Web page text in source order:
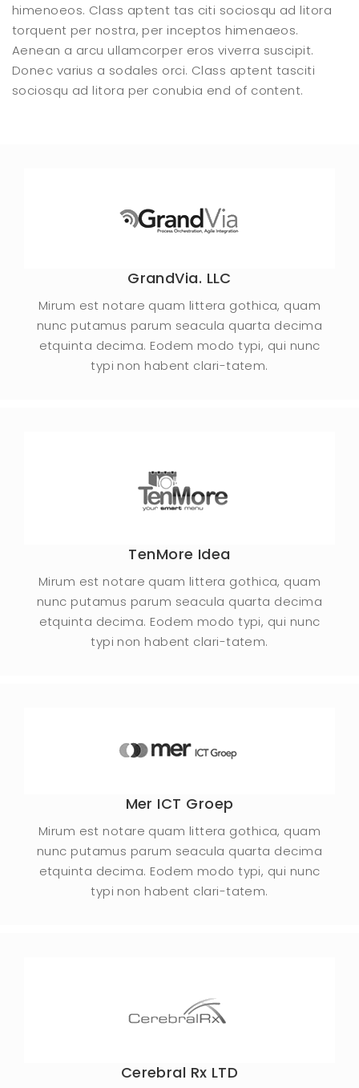
himenoeos. Class aptent tas citi sociosqu ad litora
torquent per nostra, per inceptos himenaeos.
Aenean a arcu ullamcorper eros viverra suscipit.
Donec varius a sodales orci. Class aptent tasciti
sociosqu ad litora per conubia end of content.
GrandVia. LLC
Mirum est notare quam littera gothica, quam
nunc putamus parum seacula quarta decima
etquinta decima. Eodem modo typi, qui nunc
typi non habent clari-tatem.
TenMore Idea
Mirum est notare quam littera gothica, quam
nunc putamus parum seacula quarta decima
etquinta decima. Eodem modo typi, qui nunc
typi non habent clari-tatem.
Mer ICT Groep
Mirum est notare quam littera gothica, quam
nunc putamus parum seacula quarta decima
etquinta decima. Eodem modo typi, qui nunc
typi non habent clari-tatem.
Cerebral Rx LTD